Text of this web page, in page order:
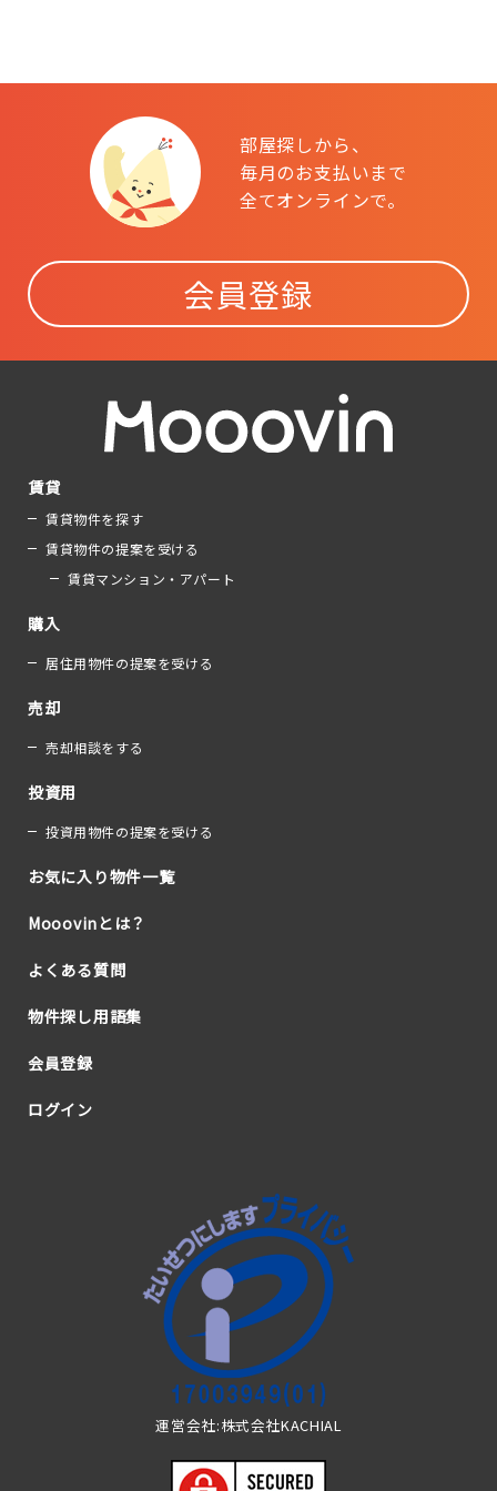
部屋探しから、
毎月のお支払いまで
全てオンラインで。
会員登録
賃貸
賃貸物件を探す
賃貸物件の提案を受ける
賃貸マンション・アパート
購入
居住用物件の提案を受ける
売却
売却相談をする
投資用
投資用物件の提案を受ける
お気に入り物件一覧
Mooovinとは？
よくある質問
物件探し用語集
会員登録
ログイン
運営会社:株式会社KACHIAL